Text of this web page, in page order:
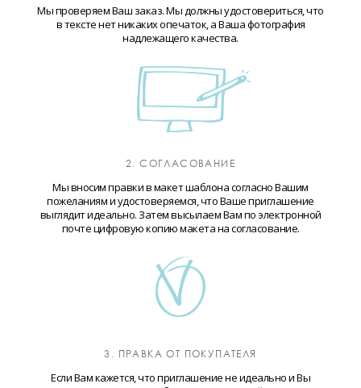
Мы проверяем Ваш заказ. Мы должны удостовериться, что
в тексте нет никаких опечаток, а Ваша фотография
надлежащего качества.
2. СОГЛАСОВАНИЕ
Мы вносим правки в макет шаблона согласно Вашим
пожеланиям и удостоверяемся, что Ваше приглашение
выглядит идеально. Затем высылаем Вам по электронной
почте цифровую копию макета на согласование.
3. ПРАВКА ОТ ПОКУПАТЕЛЯ
Если Вам кажется, что приглашение не идеально и Вы